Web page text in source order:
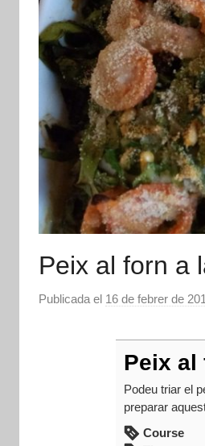
Peix al forn a
Publicada el 16 de febrer de
Peix al
Podeu triar el
preparar
Course